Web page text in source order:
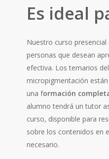
Es ideal
Nuestro curso presencial
personas que desean
efectiva. Los temarios
micropigmentación
una formación
alumno tendrá un tutor
curso, disponible para
sobre los contenidos en
necesario.